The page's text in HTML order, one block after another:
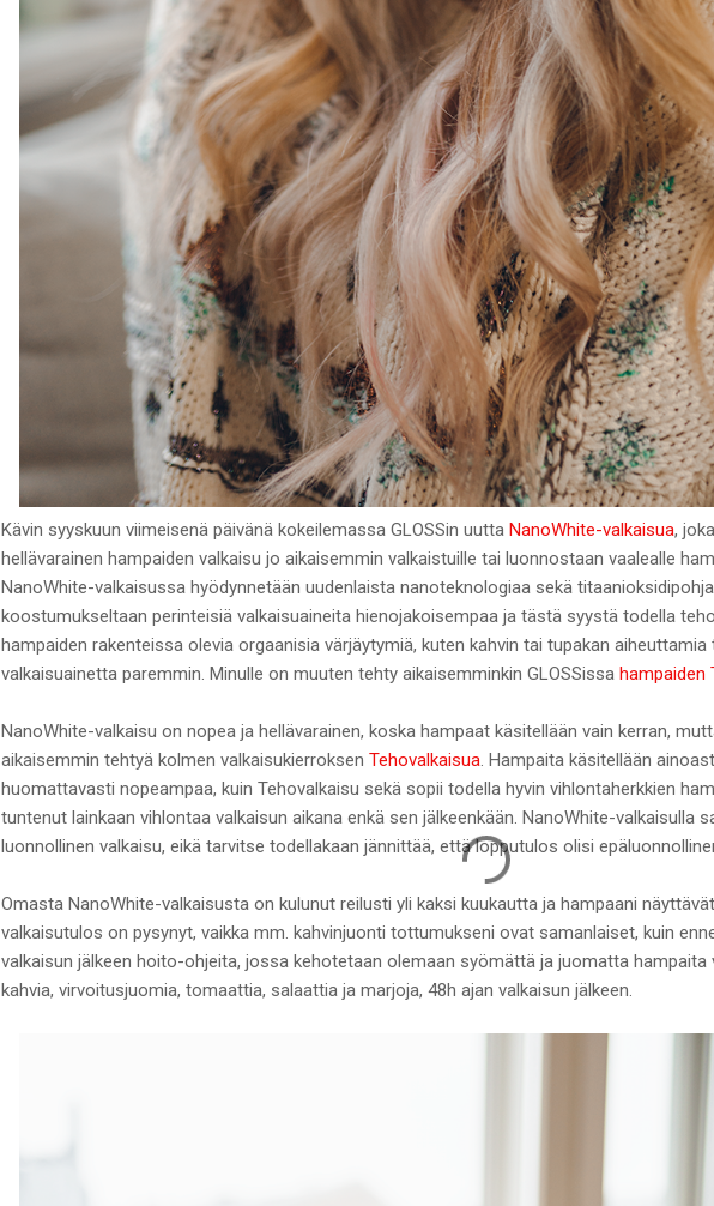
Kävin syyskuun viimeisenä päivänä kokeilemassa GLOSSin uutta NanoWhite-valkaisua,
hellävarainen hampaiden valkaisu jo aikaisemmin valkaistuille tai luonnostaan vaalealle
NanoWhite-valkaisussa hyödynnetään uudenlaista nanoteknologiaa sekä
koostumukseltaan perinteisiä valkaisuaineita hienojakoisempaa ja tästä syystä todella
hampaiden rakenteissa olevia orgaanisia värjäytymiä, kuten kahvin tai tupakan
valkaisuainetta paremmin. Minulle on muuten tehty aikaisemminkin GLOSSissa hampaiden
NanoWhite-valkaisu on nopea ja hellävarainen, koska hampaat käsitellään vain kerran,
aikaisemmin tehtyä kolmen valkaisukierroksen Tehovalkaisua . Hampaita käsitellään
huomattavasti nopeampaa, kuin Tehovalkaisu sekä sopii todella hyvin vihlontaherkkien
tuntenut lainkaan vihlontaa valkaisun aikana enkä sen jälkeenkään. NanoWhite-valkaisulla
luonnollinen valkaisu, eikä tarvitse todellakaan jännittää, että lopputulos olisi
Omasta NanoWhite-valkaisusta on kulunut reilusti yli kaksi kuukautta ja hampaani
valkaisutulos on pysynyt, vaikka mm. kahvinjuonti tottumukseni ovat samanlaiset, kuin
valkaisun jälkeen hoito-ohjeita, jossa kehotetaan olemaan syömättä ja juomatta hampaita
kahvia, virvoitusjuomia, tomaattia, salaattia ja marjoja, 48h ajan valkaisun jälkeen.